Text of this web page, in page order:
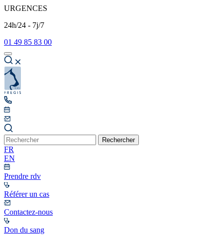
URGENCES
24h/24 - 7j/7
01 49 85 83 00
Rechercher
FR
EN
Prendre rdv
Référer un cas
Contactez-nous
Don du sang